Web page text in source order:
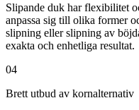
Slipande duk har flexibilitet
anpassa sig till olika former
slipning eller slipning av
exakta och enhetliga resultat.
04
Brett utbud av kornalternativ